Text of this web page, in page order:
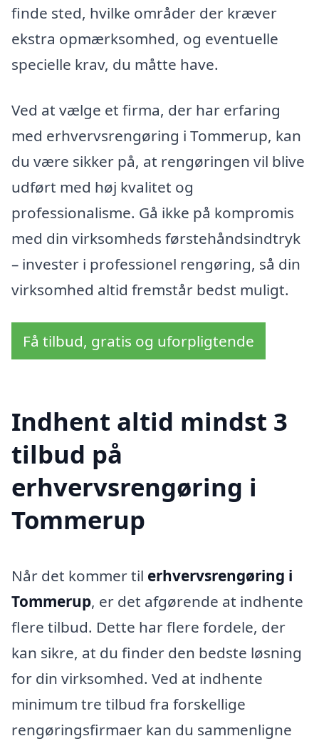
finde sted, hvilke områder der kræver
ekstra opmærksomhed, og eventuelle
specielle krav, du måtte have.
Ved at vælge et firma, der har erfaring
med erhvervsrengøring i Tommerup, kan
du være sikker på, at rengøringen vil blive
udført med høj kvalitet og
professionalisme. Gå ikke på kompromis
med din virksomheds førstehåndsindtryk
– invester i professionel rengøring, så din
virksomhed altid fremstår bedst muligt.
Få tilbud, gratis og uforpligtende
Indhent altid mindst 3
tilbud på
erhvervsrengøring i
Tommerup
Når det kommer til erhvervsrengøring i
Tommerup, er det afgørende at indhente
flere tilbud. Dette har flere fordele, der
kan sikre, at du finder den bedste løsning
for din virksomhed. Ved at indhente
minimum tre tilbud fra forskellige
rengøringsfirmaer kan du sammenligne